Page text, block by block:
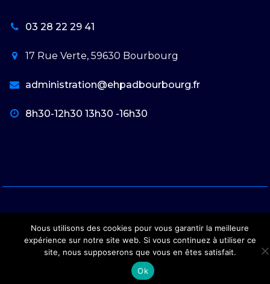
03 28 22 29 41
17 Rue Verte, 59630 Bourbourg
administration@ehpadbourbourg.fr
8h30-12h30 13h30 -16h30
Copyright © 2026 Ehpad Bourbourg
Nous utilisons des cookies pour vous garantir la meilleure
expérience sur notre site web. Si vous continuez à utiliser ce
site, nous supposerons que vous en êtes satisfait.
Ok